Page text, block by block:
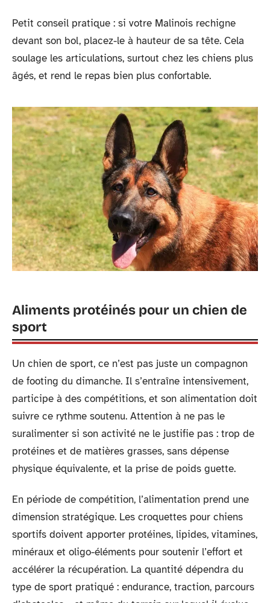
Petit conseil pratique : si votre Malinois rechigne
devant son bol, placez-le à hauteur de sa tête. Cela
soulage les articulations, surtout chez les chiens plus
âgés, et rend le repas bien plus confortable.
Aliments protéinés pour un chien de
sport
Un chien de sport, ce n’est pas juste un compagnon
de footing du dimanche. Il s’entraîne intensivement,
participe à des compétitions, et son alimentation doit
suivre ce rythme soutenu. Attention à ne pas le
suralimenter si son activité ne le justifie pas : trop de
protéines et de matières grasses, sans dépense
physique équivalente, et la prise de poids guette.
En période de compétition, l’alimentation prend une
dimension stratégique. Les croquettes pour chiens
sportifs doivent apporter protéines, lipides, vitamines,
minéraux et oligo-éléments pour soutenir l’effort et
accélérer la récupération. La quantité dépendra du
type de sport pratiqué : endurance, traction, parcours